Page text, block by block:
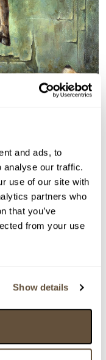
and ads, to
analyse our traffic.
use of our site with
partners who
that you’ve
from your use
Show details
vpravo dole ELIAN
o autorovi
na aukční výsledky